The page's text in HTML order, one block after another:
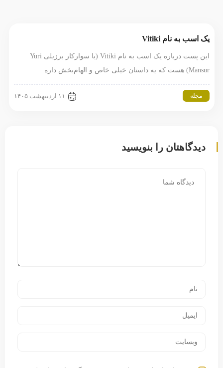
یک اسب به نام Vitiki
این پست درباره یک اسب به نام Vitiki (با سوارکار برزیلی Yuri
Mansur) هست که یه داستان خیلی خاص و الهام‌بخش داره
مجله ۱۱ اردیبهشت ۱۴۰۵
دیدگاهتان را بنویسید